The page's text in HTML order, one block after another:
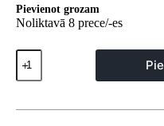
Pievienot grozam
Noliktavā 8 prece/-es
iPhone
17
Pro
Glamour